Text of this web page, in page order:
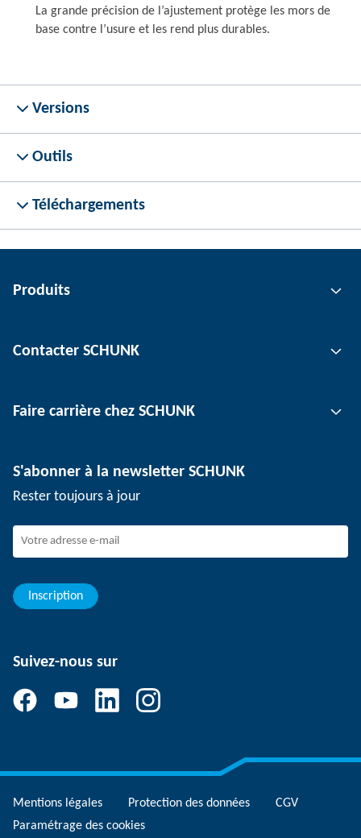
La grande précision de l’ajustement protège les mors de
base contre l’usure et les rend plus durables.
Versions
Outils
Téléchargements
Produits
Technologie d'automatisation
Technologie de serrage de pièce
Contacter SCHUNK
Sites
Événements
Dispositif de signalement SCHUNK
Faire carrière chez SCHUNK
Travailler chez SCHUNK
Jeunes professionnels
Elèves
S'abonner à la newsletter SCHUNK
Rester toujours à jour
Inscription
Suivez-nous sur
Mentions légales Protection des données
CGV
Paramétrage des cookies